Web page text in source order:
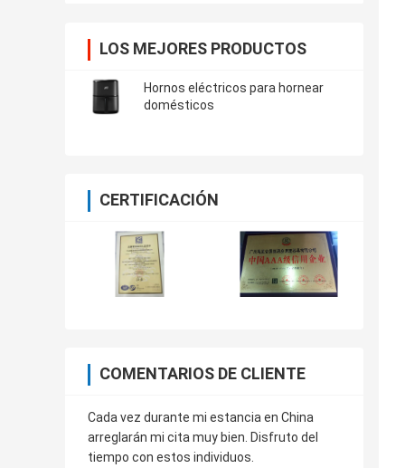
LOS MEJORES PRODUCTOS
Hornos eléctricos para hornear
domésticos
CERTIFICACIÓN
COMENTARIOS DE CLIENTE
Cada vez durante mi estancia en China
arreglarán mi cita muy bien. Disfruto del
tiempo con estos individuos.